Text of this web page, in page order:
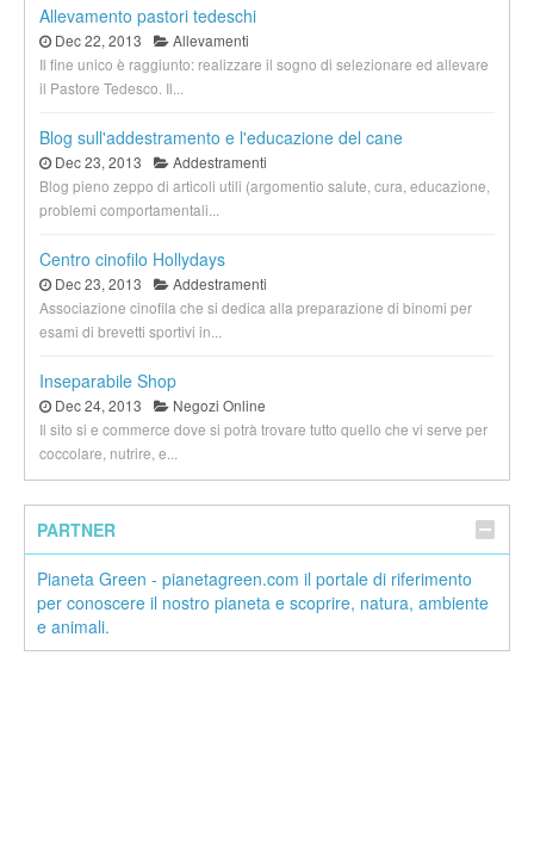
Allevamento pastori tedeschi
Dec 22, 2013
Allevamenti
Il fine unico è raggiunto: realizzare il sogno di selezionare ed allevare
il Pastore Tedesco. Il...
Blog sull'addestramento e l'educazione del cane
Dec 23, 2013
Addestramenti
Blog pieno zeppo di articoli utili (argomentio salute, cura, educazione,
problemi comportamentali...
Centro cinofilo Hollydays
Dec 23, 2013
Addestramenti
Associazione cinofila che si dedica alla preparazione di binomi per
esami di brevetti sportivi in...
Inseparabile Shop
Dec 24, 2013
Negozi Online
Il sito si e commerce dove si potrà trovare tutto quello che vi serve per
coccolare, nutrire, e...
PARTNER
Pianeta Green - pianetagreen.com il portale di riferimento
per conoscere il nostro pianeta e scoprire, natura, ambiente
e animali.